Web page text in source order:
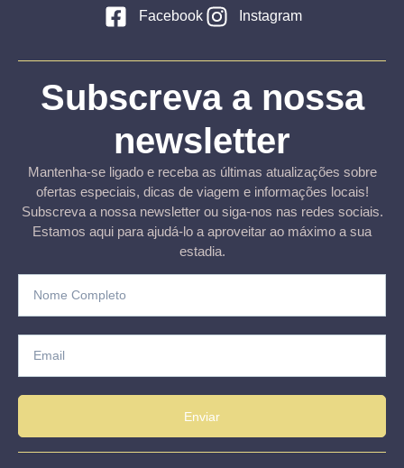
Facebook Instagram
Subscreva a nossa
newsletter
Mantenha-se ligado e receba as últimas atualizações sobre
ofertas especiais, dicas de viagem e informações locais!
Subscreva a nossa newsletter ou siga-nos nas redes sociais.
Estamos aqui para ajudá-lo a aproveitar ao máximo a sua
estadia.
Enviar